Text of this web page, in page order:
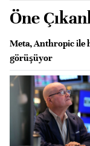
Öne
Meta, Anthropic ile
görüşüyor